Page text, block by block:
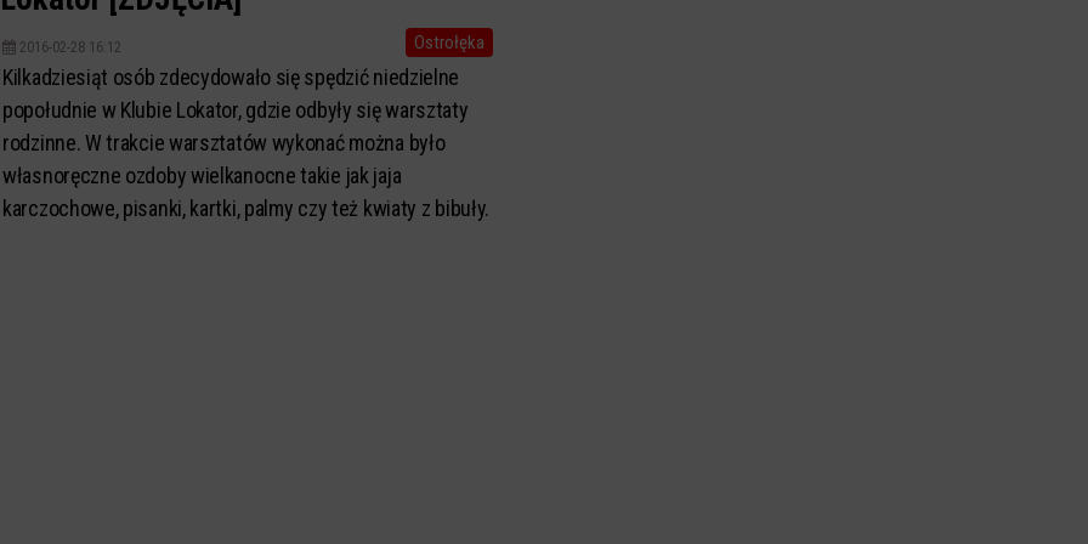
Ostrołęka
2016-02-28 16:12
Kilkadziesiąt osób zdecydowało się spędzić niedzielne
popołudnie w Klubie Lokator, gdzie odbyły się warsztaty
rodzinne. W trakcie warsztatów wykonać można było
własnoręczne ozdoby wielkanocne takie jak jaja
karczochowe, pisanki, kartki, palmy czy też kwiaty z bibuły.